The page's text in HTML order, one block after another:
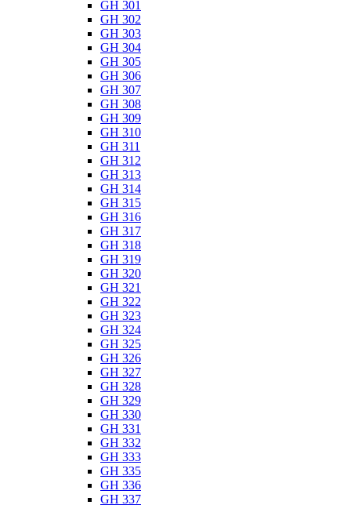
GH 301
GH 302
GH 303
GH 304
GH 305
GH 306
GH 307
GH 308
GH 309
GH 310
GH 311
GH 312
GH 313
GH 314
GH 315
GH 316
GH 317
GH 318
GH 319
GH 320
GH 321
GH 322
GH 323
GH 324
GH 325
GH 326
GH 327
GH 328
GH 329
GH 330
GH 331
GH 332
GH 333
GH 335
GH 336
GH 337